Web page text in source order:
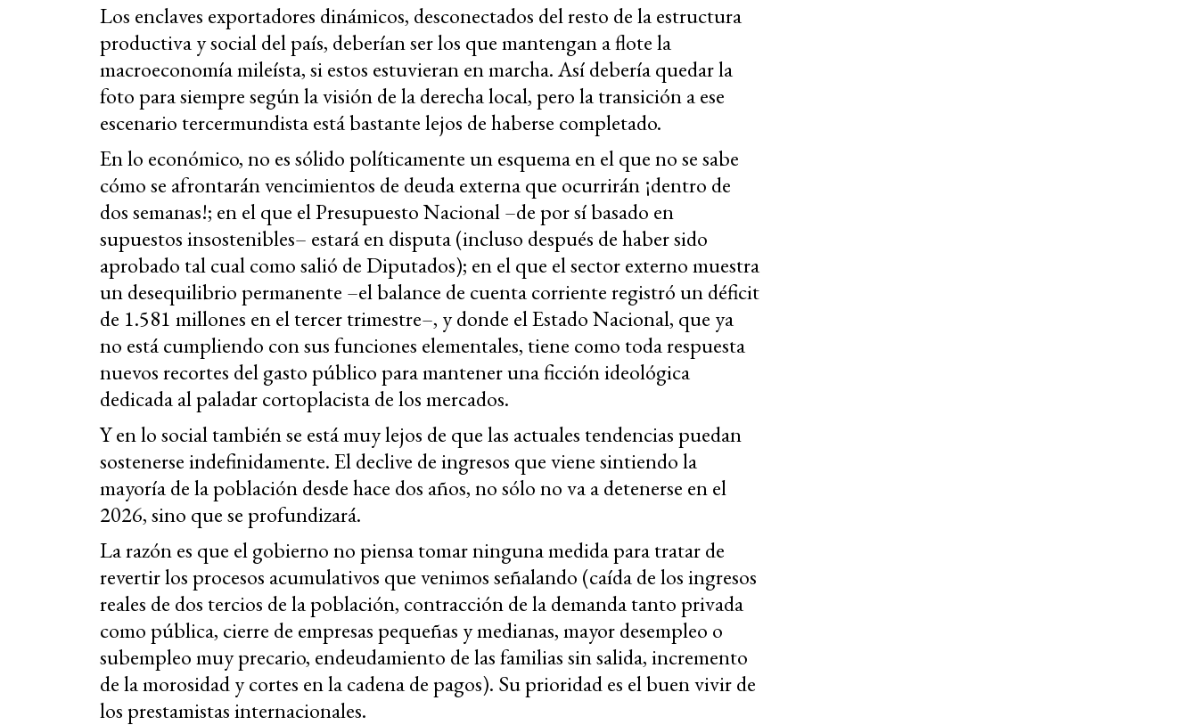
Los enclaves exportadores dinámicos, desconectados del resto de la estructura
productiva y social del país, deberían ser los que mantengan a flote la
macroeconomía mileísta, si estos estuvieran en marcha. Así debería quedar la
foto para siempre según la visión de la derecha local, pero la transición a ese
escenario tercermundista está bastante lejos de haberse completado.
En lo económico, no es sólido políticamente un esquema en el que no se sabe
cómo se afrontarán vencimientos de deuda externa que ocurrirán ¡dentro de
dos semanas!; en el que el Presupuesto Nacional –de por sí basado en
supuestos insostenibles– estará en disputa (incluso después de haber sido
aprobado tal cual como salió de Diputados); en el que el sector externo muestra
un desequilibrio permanente –el balance de cuenta corriente registró un déficit
de 1.581 millones en el tercer trimestre–, y donde el Estado Nacional, que ya
no está cumpliendo con sus funciones elementales, tiene como toda respuesta
nuevos recortes del gasto público para mantener una ficción ideológica
dedicada al paladar cortoplacista de los mercados.
Y en lo social también se está muy lejos de que las actuales tendencias puedan
sostenerse indefinidamente. El declive de ingresos que viene sintiendo la
mayoría de la población desde hace dos años, no sólo no va a detenerse en el
2026, sino que se profundizará.
La razón es que el gobierno no piensa tomar ninguna medida para tratar de
revertir los procesos acumulativos que venimos señalando (caída de los ingresos
reales de dos tercios de la población, contracción de la demanda tanto privada
como pública, cierre de empresas pequeñas y medianas, mayor desempleo o
subempleo muy precario, endeudamiento de las familias sin salida, incremento
de la morosidad y cortes en la cadena de pagos). Su prioridad es el buen vivir de
los prestamistas internacionales.